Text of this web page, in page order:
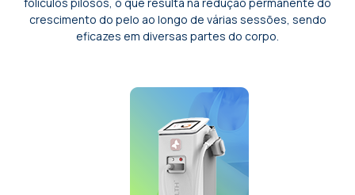
crescimento do pelo ao longo de várias sessões, sendo
eficazes em diversas partes do corpo.